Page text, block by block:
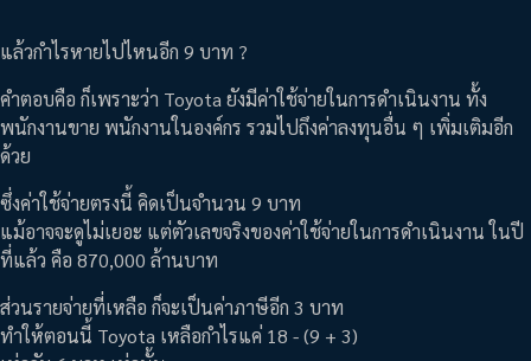
แล้วกำไรหายไปไหนอีก 9 บาท ?
คำตอบคือ ก็เพราะว่า Toyota ยังมีค่าใช้จ่ายในการดำเนินงาน ทั้ง
พนักงานขาย พนักงานในองค์กร รวมไปถึงค่าลงทุนอื่น ๆ เพิ่มเติมอีก
ด้วย
ซึ่งค่าใช้จ่ายตรงนี้ คิดเป็นจำนวน 9 บาท
แม้อาจจะดูไม่เยอะ แต่ตัวเลขจริงของค่าใช้จ่ายในการดำเนินงาน ในปี
ที่แล้ว คือ 870,000 ล้านบาท
ส่วนรายจ่ายที่เหลือ ก็จะเป็นค่าภาษีอีก 3 บาท
ทำให้ตอนนี้ Toyota เหลือกำไรแค่ 18 - (9 + 3)